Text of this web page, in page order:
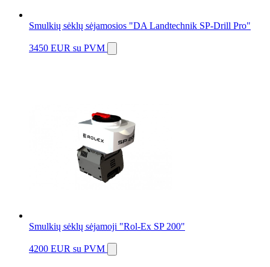
Smulkių sėklų sėjamosios "DA Landtechnik SP-Drill Pro"
3450 EUR su PVM
Smulkių sėklų sėjamoji "Rol-Ex SP 200"
4200 EUR su PVM